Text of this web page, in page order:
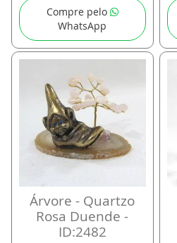
Compre pelo
WhatsApp
Árvore - Quartzo
Rosa Duende -
ID:2482